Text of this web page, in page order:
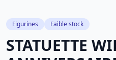
Figurines Faible stock
STATUETTE